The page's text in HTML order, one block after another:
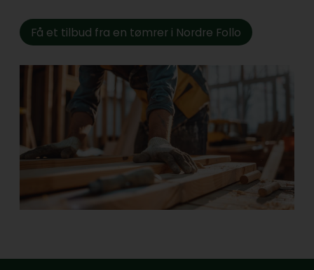
Få et tilbud fra en tømrer i Nordre Follo